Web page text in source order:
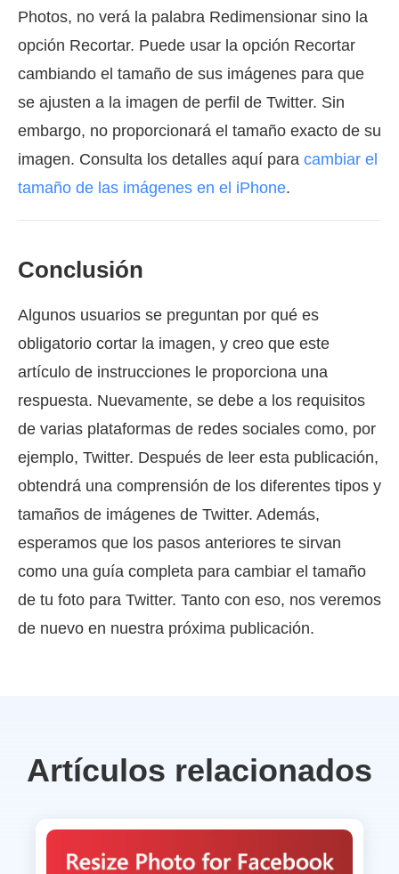
Photos, no verá la palabra Redimensionar sino la
opción Recortar. Puede usar la opción Recortar
cambiando el tamaño de sus imágenes para que
se ajusten a la imagen de perfil de Twitter. Sin
embargo, no proporcionará el tamaño exacto de su
imagen. Consulta los detalles aquí para cambiar el
tamaño de las imágenes en el iPhone.
Conclusión
Algunos usuarios se preguntan por qué es
obligatorio cortar la imagen, y creo que este
artículo de instrucciones le proporciona una
respuesta. Nuevamente, se debe a los requisitos
de varias plataformas de redes sociales como, por
ejemplo, Twitter. Después de leer esta publicación,
obtendrá una comprensión de los diferentes tipos y
tamaños de imágenes de Twitter. Además,
esperamos que los pasos anteriores te sirvan
como una guía completa para cambiar el tamaño
de tu foto para Twitter. Tanto con eso, nos veremos
de nuevo en nuestra próxima publicación.
Artículos relacionados